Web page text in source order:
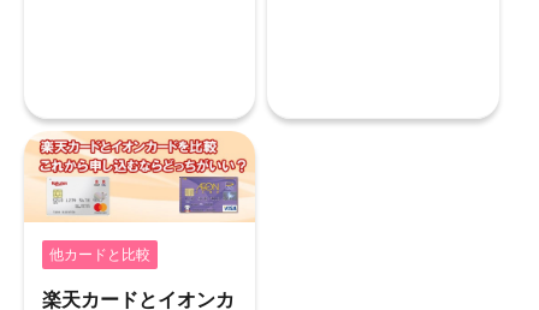
他カードと比較
楽天カードとイオンカ